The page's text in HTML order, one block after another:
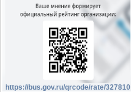
https://bus.gov.ru/qrcode/rate/327810